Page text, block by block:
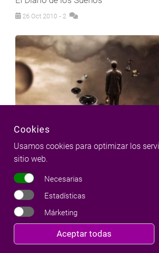
26 Oct 2010 - 2
Diccionario de sueños
Cookies
Usamos cookies para optimizar los
sitio web.
Necesarias
Estadísticas
Márketing
Aceptar todas